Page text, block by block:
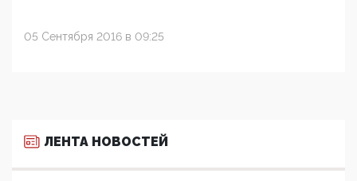
05 Сентября 2016 в 09:25
ЛЕНТА НОВОСТЕЙ